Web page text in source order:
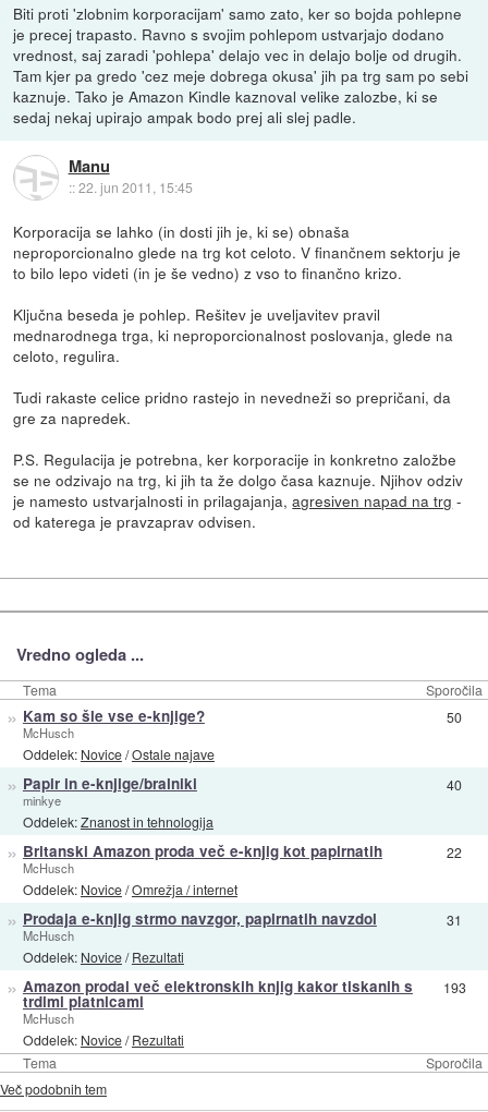
Biti proti 'zlobnim korporacijam' samo zato, ker so bojda pohlepne
je precej trapasto. Ravno s svojim pohlepom ustvarjajo dodano
vrednost, saj zaradi 'pohlepa' delajo vec in delajo bolje od drugih.
Tam kjer pa gredo 'cez meje dobrega okusa' jih pa trg sam po sebi
kaznuje. Tako je Amazon Kindle kaznoval velike zalozbe, ki se
sedaj nekaj upirajo ampak bodo prej ali slej padle.
Manu
::22. jun 2011, 15:45
Korporacija se lahko (in dosti jih je, ki se) obnaša
neproporcionalno glede na trg kot celoto. V finančnem sektorju je
to bilo lepo videti (in je še vedno) z vso to finančno krizo.
Ključna beseda je pohlep. Rešitev je uveljavitev pravil
mednarodnega trga, ki neproporcionalnost poslovanja, glede na
celoto, regulira.
Tudi rakaste celice pridno rastejo in nevedneži so prepričani, da
gre za napredek.
P.S. Regulacija je potrebna, ker korporacije in konkretno založbe
se ne odzivajo na trg, ki jih ta že dolgo časa kaznuje. Njihov odziv
je namesto ustvarjalnosti in prilagajanja,agresiven napad na trg -
od katerega je pravzaprav odvisen.
Vredno ogleda ...
Tema Sporočila
Tema Sporočila
» Kam so šle vse e-knjige?
McHusch
Oddelek: Novice/Ostale najave
50
» Papir in e-knjige/bralniki
minkye
Oddelek:Znanost in tehnologija
40
» Britanski Amazon proda več e-knjig kot papirnatih
McHusch
Oddelek: Novice/Omrežja / internet
22
» Prodaja e-knjig strmo navzgor, papirnatih navzdol
McHusch
Oddelek: Novice/Rezultati
31
» Amazon prodal več elektronskih knjig kakor tiskanih s
trdimi platnicami
McHusch
Oddelek: Novice/Rezultati
193
Več podobnih tem